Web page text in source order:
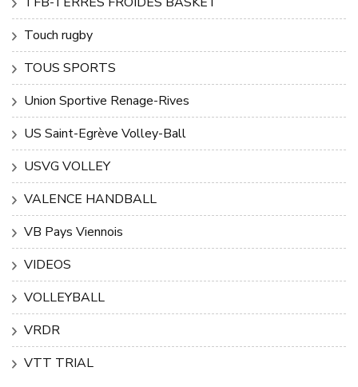
Touch rugby
TOUS SPORTS
Union Sportive Renage-Rives
US Saint-Egrève Volley-Ball
USVG VOLLEY
VALENCE HANDBALL
VB Pays Viennois
VIDEOS
VOLLEYBALL
VRDR
VTT TRIAL